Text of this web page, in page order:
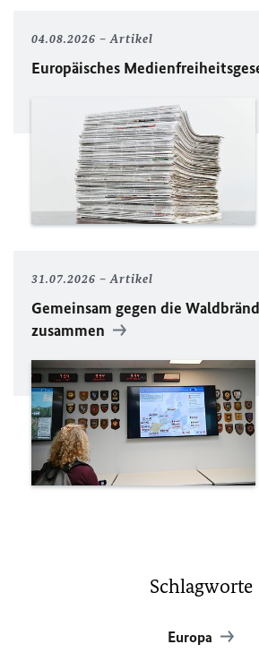
04.08.2026 Artikel
Europäisches
31.07.2026 Artikel
Gemeinsam gegen die
zusammen
Schlagworte
Europa